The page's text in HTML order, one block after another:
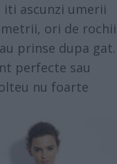
iti ascunzi umerii
ori de rochii
prinse dupa gat.
perfecte sau
nu foarte